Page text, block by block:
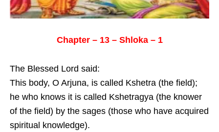
Chapter – 13 – Shloka – 1
The Blessed Lord said:
This body, O Arjuna, is called Kshetra (the field);
he who knows it is called Kshetragya (the knower
of the field) by the sages (those who have acquired
spiritual knowledge).